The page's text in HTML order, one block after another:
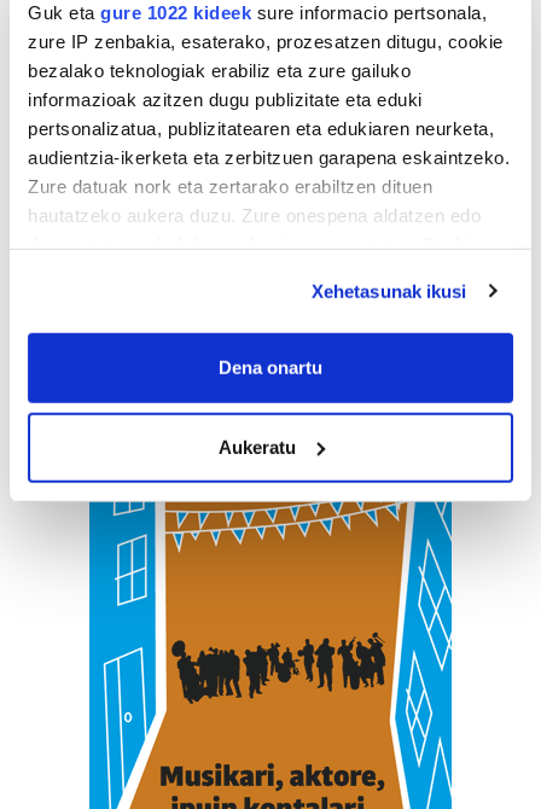
Guk eta gure 1022 kideek sure informacio pertsonala,
zure IP zenbakia, esaterako, prozesatzen ditugu, cookie
bezalako teknologiak erabiliz eta zure gailuko
informazioak azitzen dugu publizitate eta eduki
pertsonalizatua, publizitatearen eta edukiaren neurketa,
audientzia-ikerketa eta zerbitzuen garapena eskaintzeko.
Zure datuak nork eta zertarako erabiltzen dituen
hautatzeko aukera duzu. Zure onespena aldatzen edo
If you allow, we would also like to:
Collect information about your geographical
meters
Identify your device by actively scanning it for
specific characteristics (fingerprinting)
Find out more about how your personal data is processed
and set your preferences in the
details section.
Guk eta gure bazkideek zure datu pertsonalak
prozesatzen ditugu, zure IP zenbakia, besteak beste,
teknologia erabiliz, cookieak adibidez, iragarki eta eduki
pertsonalizatuak eskaintzeko, iragarkiak eta edukia
neurtzeko, jendeari buruzko informazioa biltzeko eta
produktuak garatzeko. Zure datuak nork eta zertarako
erabiltzen dituen hauta dezakezu.
Xehetasunak ikusi
Dena onartu
Aukeratu